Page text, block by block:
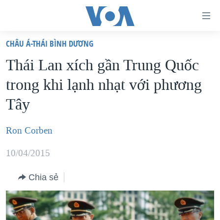
truy
cập
Tới
nội
chính
điều
hướng
chính
Đi
VIỆT NAM
HOA KỲ
BIỂN ĐÔNG
THẾ GIỚI
DIỄN ĐÀN
MỤC
TỰ DO BÁO CHÍ
VẠCH TRẦN TIN GIẢ
CHUYÊN ĐỀ
CHIẾN TRANH THƯƠNG MẠI CỦA MỸ: QUÁ KHỨ VÀ HIỆN
HỌC TIẾNG ANH
CHÂU Á-THÁI BÌNH DƯƠNG
Thái Lan xích gần Trung Quốc
trong khi lạnh nhạt với phương
Tây
Ron Corben
10/04/2015
Chia sẻ